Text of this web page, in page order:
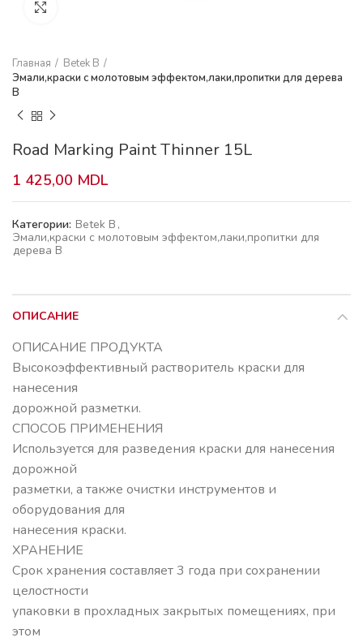
Главная
Betek B
Эмали,краски с молотовым эффектом,лаки,пропитки для дерева
В
Road Marking Paint Thinner 15L
1 425,00 MDL
Категории: Betek B ,
Эмали,краски с молотовым эффектом,лаки,пропитки для
дерева В
ОПИСАНИЕ
ОПИСАНИЕ ПРОДУКТА
Высокоэффективный растворитель краски для
нанесения
дорожной разметки.
СПОСОБ ПРИМЕНЕНИЯ
Используется для разведения краски для нанесения
дорожной
разметки, а также очистки инструментов и
оборудования для
нанесения краски.
ХРАНЕНИЕ
Срок хранения составляет 3 года при сохранении
целостности
упаковки в прохладных закрытых помещениях, при
этом